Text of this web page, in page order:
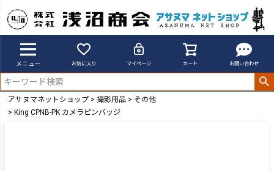
メニュー お気に入り マイページ カート お問い合わせ
アサヌマネットショップ 撮影用品
その他
King CPNB-PK カメラピンバッジ